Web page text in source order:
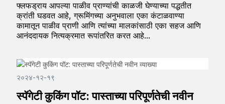
फ्लफड्राय आपल्या पाळीव प्राण्यांची काळजी घेण्याच्या पद्धतीत
क्रांती घडवत आहे, ग्रूमिंगच्या अनुभवाला एका कंटाळवाण्या
कामातून पाळीव प्राणी आणि त्यांच्या मालकांसाठी एका सहज आणि
आनंददायक नित्यक्रमात रूपांतरित करत आहे...
२०२४-१२-१९
स्पॅगेटी कुकिंग पॉट: पास्ताच्या परिपूर्णतेची नवीन